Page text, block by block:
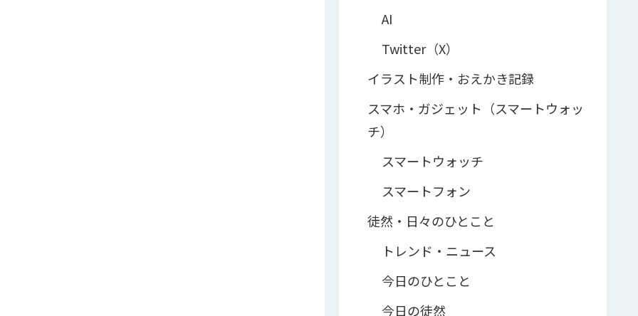
AI
Twitter（X）
イラスト制作・おえかき記録
スマホ・ガジェット（スマートウォッ
チ）
スマートウォッチ
スマートフォン
徒然・日々のひとこと
トレンド・ニュース
今日のひとこと
今日の徒然